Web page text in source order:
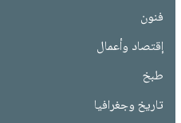
فنون
إقتصاد وأعمال
طبخ
تاريخ وجغرافيا